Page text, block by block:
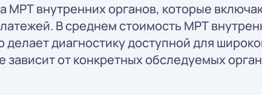
внутренних органов, которые
В среднем стоимость МРТ
диагностику доступной для
от конкретных обследуемых